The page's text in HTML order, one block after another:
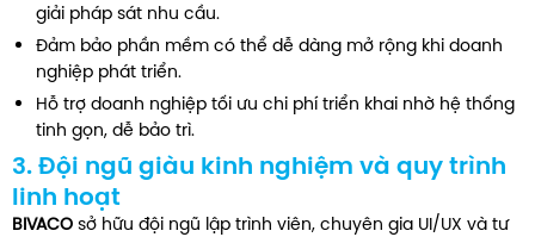
giải pháp sát nhu cầu.
Đảm bảo phần mềm có thể dễ dàng mở rộng khi doanh
nghiệp phát triển.
Hỗ trợ doanh nghiệp tối ưu chi phí triển khai nhờ hệ thống
tinh gọn, dễ bảo trì.
3. Đội ngũ giàu kinh nghiệm và quy trình
linh hoạt
BIVACO sở hữu đội ngũ lập trình viên, chuyên gia UI/UX và tư